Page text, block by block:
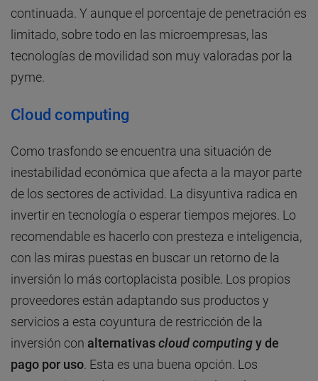
continuada. Y aunque el porcentaje de penetración es
limitado, sobre todo en las microempresas, las
tecnologías de movilidad son muy valoradas por la
pyme.
Cloud computing
Como trasfondo se encuentra una situación de
inestabilidad económica que afecta a la mayor parte
de los sectores de actividad. La disyuntiva radica en
invertir en tecnología o esperar tiempos mejores. Lo
recomendable es hacerlo con presteza e inteligencia,
con las miras puestas en buscar un retorno de la
inversión lo más cortoplacista posible. Los propios
proveedores están adaptando sus productos y
servicios a esta coyuntura de restricción de la
inversión con alternativascloud computingy de
pago por uso . Esta es una buena opción. Los